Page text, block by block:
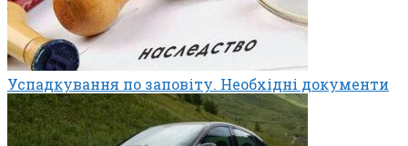
Успадкування по заповіту. Необхідні документи